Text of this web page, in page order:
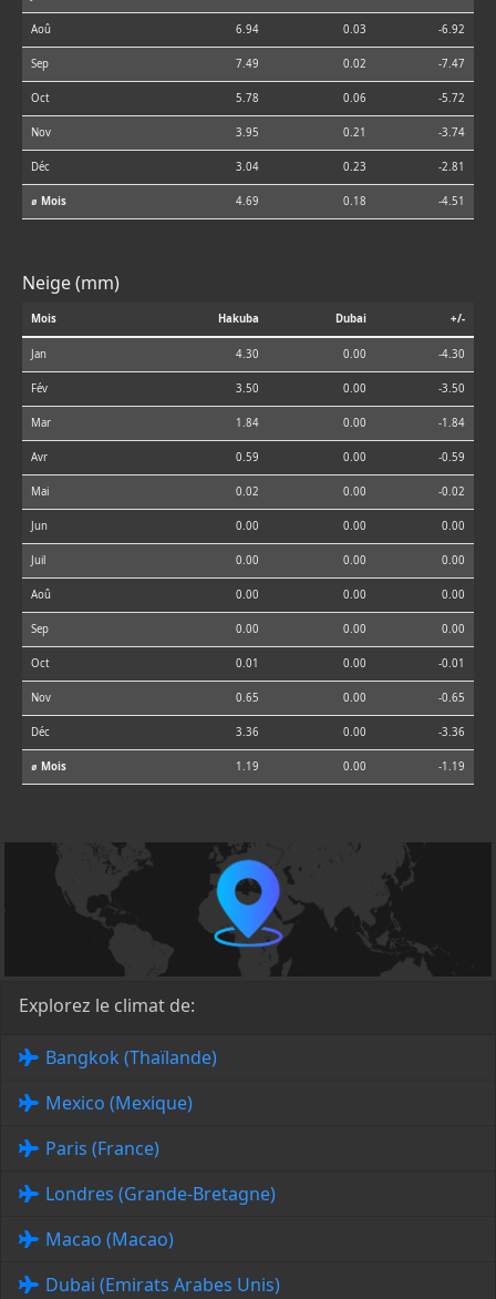
Aoû 6.94 0.03 -6.92
Sep 7.49 0.02 -7.47
Oct 5.78 0.06 -5.72
Nov 3.95 0.21 -3.74
Déc 3.04 0.23 -2.81
⌀ Mois 4.69 0.18 -4.51
Neige (mm)
Mois Hakuba Dubai +/-
Jan 4.30 0.00 -4.30
Fév 3.50 0.00 -3.50
Mar 1.84 0.00 -1.84
Avr 0.59 0.00 -0.59
Mai 0.02 0.00 -0.02
Jun 0.00 0.00 0.00
Juil 0.00 0.00 0.00
Aoû 0.00 0.00 0.00
Sep 0.00 0.00 0.00
Oct 0.01 0.00 -0.01
Nov 0.65 0.00 -0.65
Déc 3.36 0.00 -3.36
⌀ Mois 1.19 0.00 -1.19
Explorez le climat de:
Bangkok (Thaïlande)
Mexico (Mexique)
Paris (France)
Londres (Grande-Bretagne)
Macao (Macao)
Dubai (Emirats Arabes Unis)